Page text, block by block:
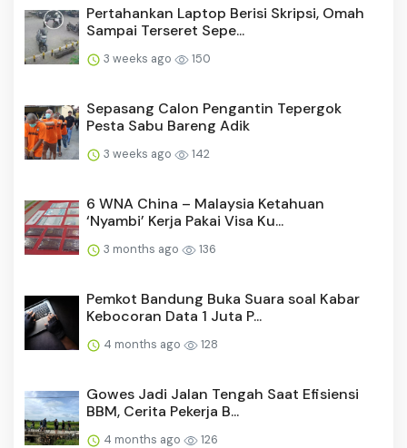
Pertahankan Laptop Berisi Skripsi, Omah
Sampai Terseret Sepe...
3 weeks ago 150
Sepasang Calon Pengantin Tepergok
Pesta Sabu Bareng Adik
3 weeks ago 142
6 WNA China – Malaysia Ketahuan
‘Nyambi’ Kerja Pakai Visa Ku...
3 months ago 136
Pemkot Bandung Buka Suara soal Kabar
Kebocoran Data 1 Juta P...
4 months ago 128
Gowes Jadi Jalan Tengah Saat Efisiensi
BBM, Cerita Pekerja B...
4 months ago 126